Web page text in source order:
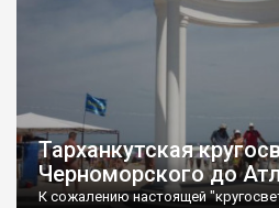
Тарханкутская
Черноморского до
К сожалению настоящей